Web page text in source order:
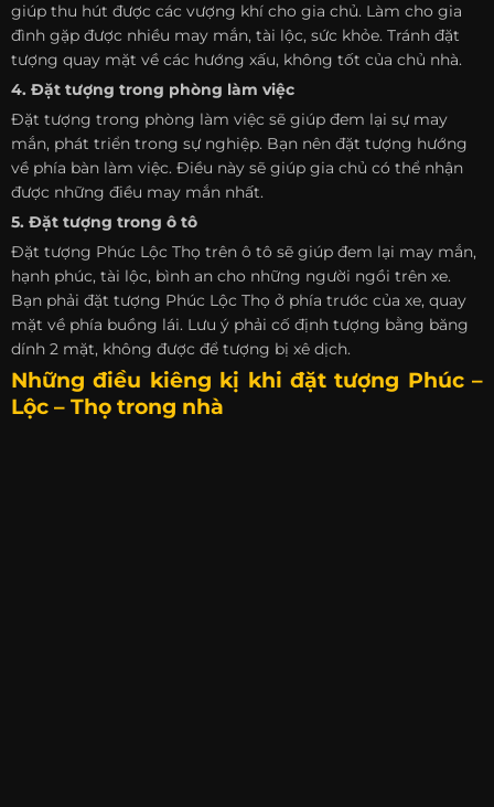
giúp thu hút được các vượng khí cho gia chủ. Làm cho gia
đình gặp được nhiều may mắn, tài lộc, sức khỏe. Tránh đặt
tượng quay mặt về các hướng xấu, không tốt của chủ nhà.
4. Đặt tượng trong phòng làm việc
Đặt tượng trong phòng làm việc sẽ giúp đem lại sự may
mắn, phát triển trong sự nghiệp. Bạn nên đặt tượng hướng
về phía bàn làm việc. Điều này sẽ giúp gia chủ có thể nhận
được những điều may mắn nhất.
5. Đặt tượng trong ô tô
Đặt tượng Phúc Lộc Thọ trên ô tô sẽ giúp đem lại may mắn,
hạnh phúc, tài lộc, bình an cho những người ngồi trên xe.
Bạn phải đặt tượng Phúc Lộc Thọ ở phía trước của xe, quay
mặt về phía buồng lái. Lưu ý phải cố định tượng bằng băng
dính 2 mặt, không được để tượng bị xê dịch.
Những điều kiêng kị khi đặt tượng Phúc –
Lộc – Thọ trong nhà